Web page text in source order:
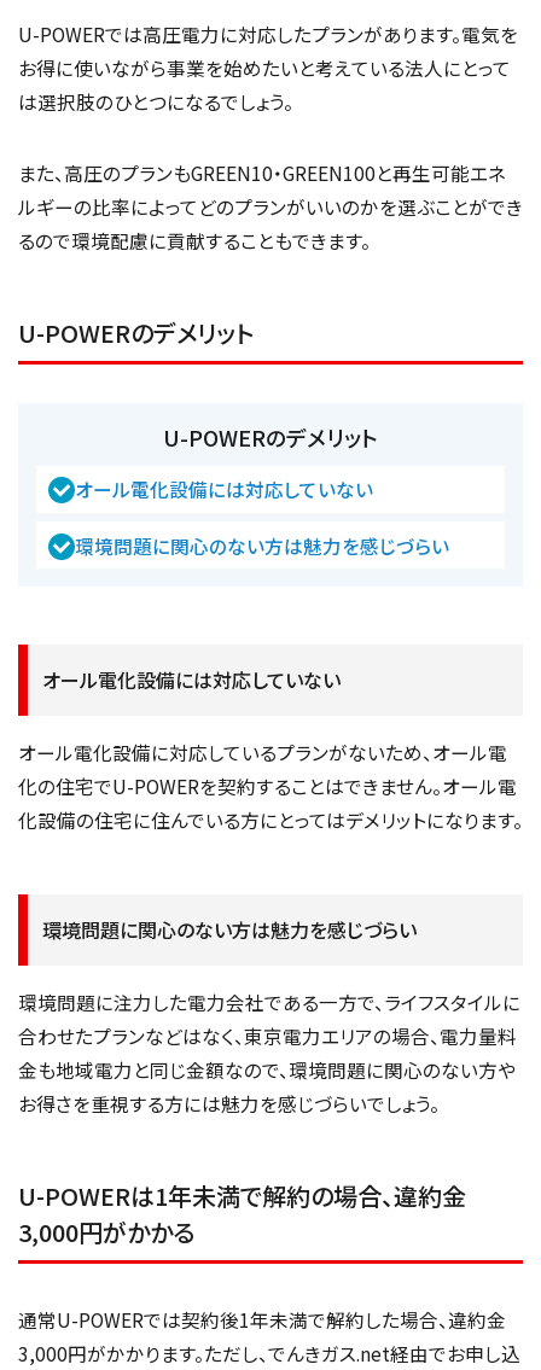
U-POWERでは高圧電力に対応したプランがあります。電気を
お得に使いながら事業を始めたいと考えている法人にとって
は選択肢のひとつになるでしょう。
また、高圧のプランもGREEN10・GREEN100と再生可能エネ
ルギーの比率によってどのプランがいいのかを選ぶことができ
るので環境配慮に貢献することもできます。
U-POWERのデメリット
U-POWERのデメリット
オール電化設備には対応していない
環境問題に関心のない方は魅力を感じづらい
オール電化設備には対応していない
オール電化設備に対応しているプランがないため、オール電
化の住宅でU-POWERを契約することはできません。オール電
化設備の住宅に住んでいる方にとってはデメリットになります。
環境問題に関心のない方は魅力を感じづらい
環境問題に注力した電力会社である一方で、ライフスタイルに
合わせたプランなどはなく、東京電力エリアの場合、電力量料
金も地域電力と同じ金額なので、環境問題に関心のない方や
お得さを重視する方には魅力を感じづらいでしょう。
U-POWERは1年未満で解約の場合、違約金
3,000円がかかる
通常U-POWERでは契約後1年未満で解約した場合、違約金
3,000円がかかります。ただし、でんきガス.net経由でお申し込